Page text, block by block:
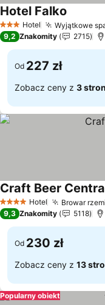
3 Kategoria
Hotel Wyjątkowe
Hotel Falko
9,2 Znakomity 2715
Od 227 zł
Zobacz ceny z 3 stron
4 KategoriaHotel Browar
Craft Beer
9,3 Znakomity 5118
Od 230 zł
Zobacz ceny z 13
Popularny obiekt